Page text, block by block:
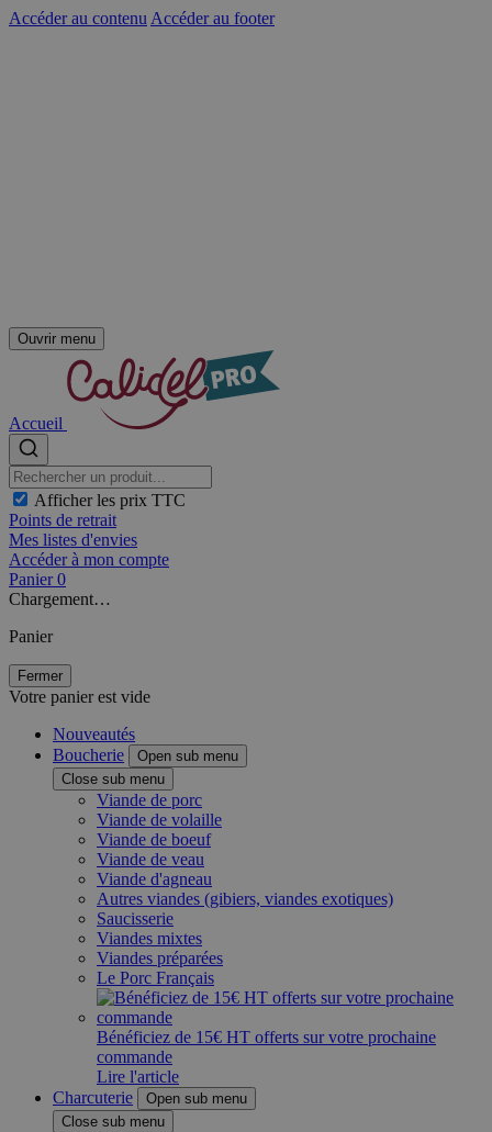
Accéder au contenu Accéder au footer
Ouvrir menu
Accueil
Afficher les prix TTC
Points de retrait
Mes listes d'envies
Accéder à mon compte
Panier 0
Chargement…
Panier
Fermer
Votre panier est vide
Nouveautés
Boucherie
Open sub menu
Close sub menu
Viande de porc
Viande de volaille
Viande de boeuf
Viande de veau
Viande d'agneau
Autres viandes (gibiers, viandes exotiques)
Saucisserie
Viandes mixtes
Viandes préparées
Le Porc Français
Bénéficiez de 15€ HT offerts sur votre prochaine
commande
Lire l'article
Charcuterie
Open sub menu
Close sub menu